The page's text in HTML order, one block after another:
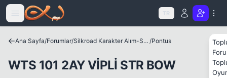
Icerige atla
TR
Ana Sayfa/Forumlar/ Silkroad Karakter Alım-Satımları /Pontus
WTS 101 2AY VİPLİ STR BOW
Kapat